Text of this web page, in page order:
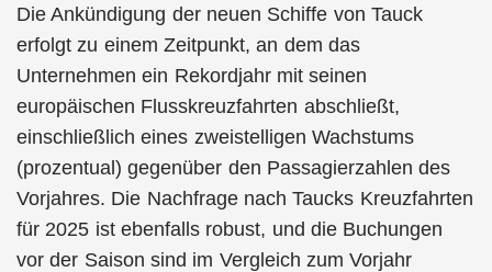
Die Ankündigung der neuen Schiffe von Tauck
erfolgt zu einem Zeitpunkt, an dem das
Unternehmen ein Rekordjahr mit seinen
europäischen Flusskreuzfahrten abschließt,
einschließlich eines zweistelligen Wachstums
(prozentual) gegenüber den Passagierzahlen des
Vorjahres. Die Nachfrage nach Taucks Kreuzfahrten
für 2025 ist ebenfalls robust, und die Buchungen
vor der Saison sind im Vergleich zum Vorjahr